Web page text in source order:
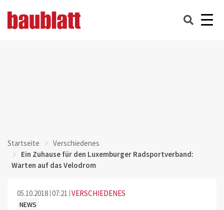
Startseite
Verschiedenes
Ein Zuhause für den Luxemburger Radsportverband:
Warten auf das Velodrom
05.10.2018 07:21 VERSCHIEDENES
NEWS